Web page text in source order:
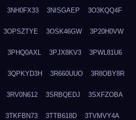
3NH0FX33 3NISGAEP 3O3KQQ4F
3OPSZTYE 3OSK46GW 3P20H0VW
3PHQ0AXL 3PJX8KV3 3PWL81U6
3QPKYD3H 3R660UUO 3R8OBY8R
3RV0N612 3SRBQEDJ 3SXFZOBA
3TKFBN73 3TTB618D 3TVMVY4A